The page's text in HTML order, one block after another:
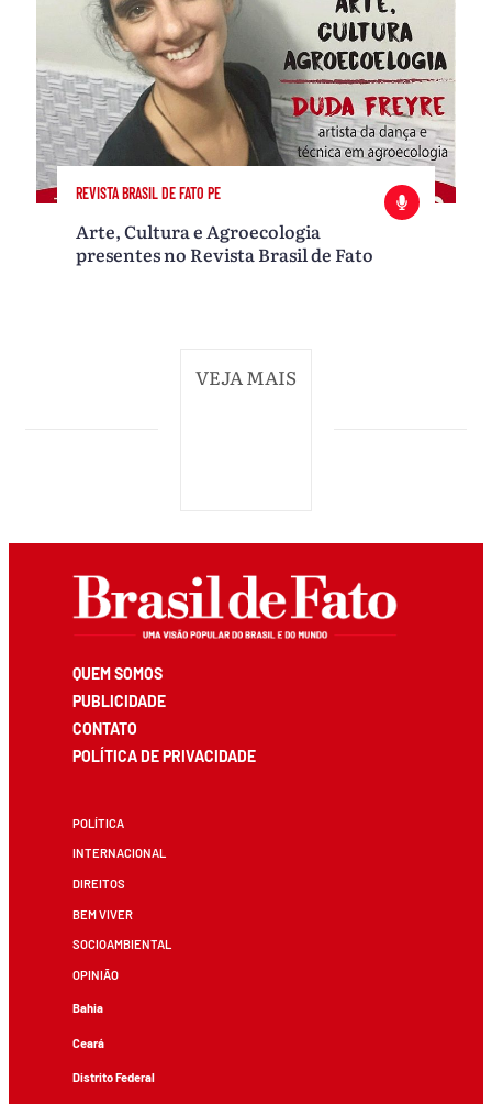
REVISTA BRASIL DE FATO PE
Arte, Cultura e Agroecologia
presentes no Revista Brasil de Fato
VEJA MAIS
QUEM SOMOS
PUBLICIDADE
CONTATO
POLÍTICA DE PRIVACIDADE
POLÍTICA
INTERNACIONAL
DIREITOS
BEM VIVER
SOCIOAMBIENTAL
OPINIÃO
Bahia
Ceará
Distrito Federal